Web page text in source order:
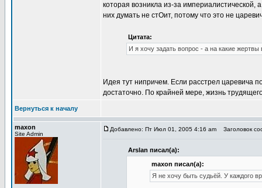
которая возникла из-за
них думать не стОит, потому что это не
Цитата:
И я хочу задать вопрос - а на какие
Идея тут нипричем. Если расстрел царевича
достаточно. По крайней мере, жизнь
Вернуться к началу
maxon
Site Admin
Добавлено: Пт Июл 01, 2005 4:16 am Заголовок
Arslan писал(а):
maxon писал(а):
Я не хочу быть судьёй. У каждого